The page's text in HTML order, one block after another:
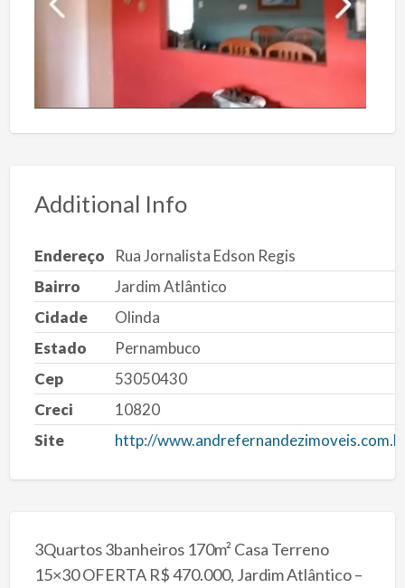
Additional Info
Endereço
Rua Jornalista Edson Regis
Bairro
Jardim Atlântico
Cidade
Olinda
Estado
Pernambuco
Cep
53050430
Creci
10820
Site
http://
3Quartos 3banheiros 170m² Casa Terreno
15×30 OFERTA R$ 470.000, Jardim Atlântico –